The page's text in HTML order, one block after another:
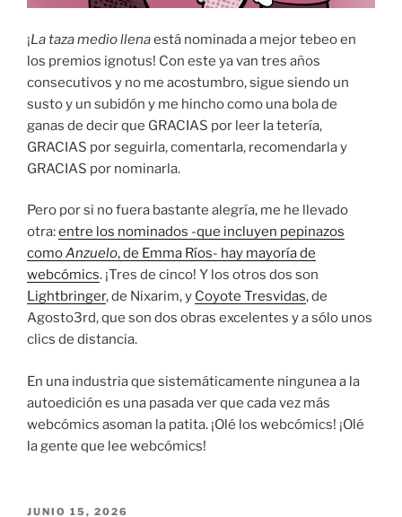
¡La taza medio llenaestá nominada a mejor tebeo en
los premios ignotus! Con este ya van tres años
consecutivos y no me acostumbro, sigue siendo un
susto y un subidón y me hincho como una bola de
ganas de decir que GRACIAS por leer la tetería,
GRACIAS por seguirla, comentarla, recomendarla y
GRACIAS por nominarla.
Pero por si no fuera bastante alegría, me he llevado
otra:entre los nominados -que incluyen pepinazos
comoAnzuelo, de Emma Ríos- hay mayoría de
webcómics. ¡Tres de cinco! Y los otros dos son
Lightbringer, de Nixarim, y Coyote Tresvidas, de
Agosto3rd, que son dos obras excelentes y a sólo unos
clics de distancia.
En una industria que sistemáticamente ningunea a la
autoedición es una pasada ver que cada vez más
webcómics asoman la patita. ¡Olé los webcómics! ¡Olé
la gente que lee webcómics!
PUBLICADO
JUNIO 15, 2026